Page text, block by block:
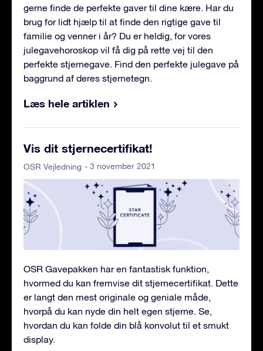
gerne finde de perfekte gaver til dine kære. Har du
brug for lidt hjælp til at finde den rigtige gave til
familie og venner i år? Du er heldig, for vores
julegavehoroskop vil få dig på rette vej til den
perfekte stjernegave. Find den perfekte julegave på
baggrund af deres stjernetegn.
Læs hele artiklen
Vis dit stjernecertifikat!
OSR Vejledning - 3 november 2021
OSR Gavepakken har en fantastisk funktion,
hvormed du kan fremvise dit stjernecertifikat. Dette
er langt den mest originale og geniale måde,
hvorpå du kan nyde din helt egen stjerne. Se,
hvordan du kan folde din blå konvolut til et smukt
display.